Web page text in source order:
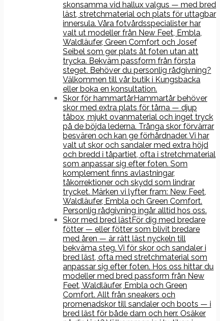
skonsamma vid hallux valgus — med bred
läst, stretchmaterial och plats för uttagbar
innersula. Våra fotvårdsspecialister har
valt ut modeller från New Feet, Embla,
Waldläufer, Green Comfort och Josef
Seibel som ger plats åt foten utan att
trycka. Bekväm passform från första
steget. Behöver du personlig rådgivning?
Välkommen till vår butik i Kungsbacka
eller boka en konsultation.
Skor för hammartårHammartår behöver
skor med extra plats för tårna — djup
tåbox, mjukt ovanmaterial och inget tryck
på de böjda lederna. Trånga skor förvärrar
besvären och kan ge förhårdnader. Vi har
valt ut skor och sandaler med extra höjd
och bredd i tåpartiet, ofta i stretchmaterial
som anpassar sig efter foten. Som
komplement finns avlastningar,
tåkorrektioner och skydd som lindrar
trycket. Märken vi lyfter fram: New Feet,
Waldläufer, Embla och Green Comfort.
Personlig rådgivning ingår alltid hos oss.
Skor med bred lästFör dig med bredare
fötter — eller fötter som blivit bredare
med åren — är rätt läst nyckeln till
bekväma steg. Vi för skor och sandaler i
bred läst, ofta med stretchmaterial som
anpassar sig efter foten. Hos oss hittar du
modeller med bred passform från New
Feet, Waldläufer, Embla och Green
Comfort. Allt från sneakers och
promenadskor till sandaler och boots — i
bred läst för både dam och herr. Osäker